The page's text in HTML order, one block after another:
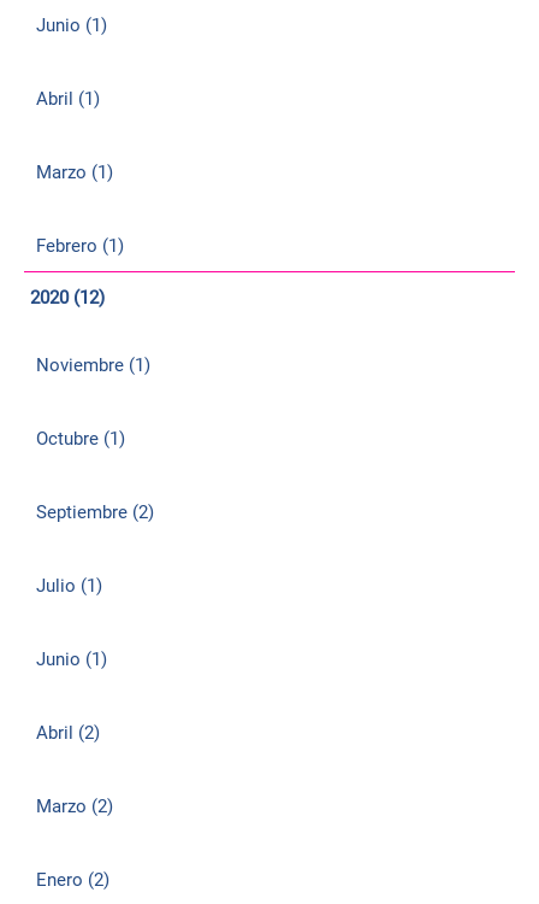
Junio (1)
Abril (1)
Marzo (1)
Febrero (1)
2020 (12)
Noviembre (1)
Octubre (1)
Septiembre (2)
Julio (1)
Junio (1)
Abril (2)
Marzo (2)
Enero (2)